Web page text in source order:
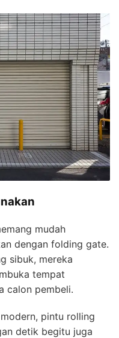
mudah
dengan folding gate.
sibuk, mereka
tempat
calon pembeli.
pintu rolling
detik begitu juga